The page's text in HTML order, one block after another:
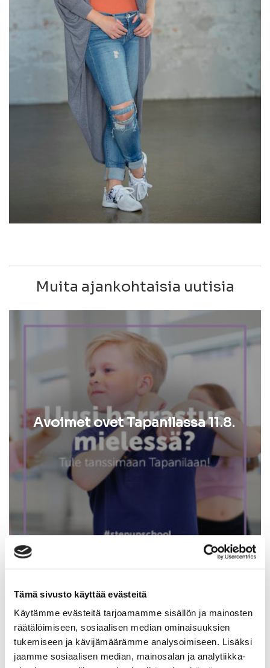
Tämä sivusto käyttää evästeitä
Käytämme evästeitä tarjoamamme sisällön ja mainosten
räätälöimiseen, sosiaalisen median ominaisuuksien
tukemiseen ja kävijämäärämme analysoimiseen. Lisäksi
jaamme sosiaalisen median, mainosalan ja analytiikka-
Muita ajankohtaisia uutisia
Avoimet ovet Tapanilassa 11.8.
05.8.2026